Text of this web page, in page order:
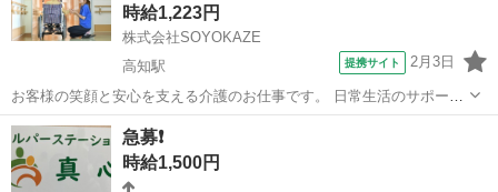
時給1,223円
株式会社SOYOKAZE
高知駅
提携サイト 2月3日
お客様の笑顔と安心を支える介護のお仕事です。 日常生活のサポート
や身体介助（食事・入浴・排せつ・移乗など）をはじめ、レクリエー
ションの企画・実施、ご利用報告などの書類作成、送迎業務など幅広
い業務を担当。 チームで協力しながら...
高知 高知市 高知駅
急募❗️
時給1,500円